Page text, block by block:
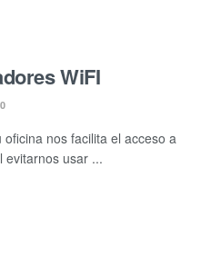
WiFI
0
nos facilita el acceso a
evitarnos usar ...